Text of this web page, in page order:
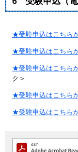
★受験申込はこちら
★受験申込はこちら
★受験申込はこちら
ク＞
★受験申込はこちら
★受験申込はこちら